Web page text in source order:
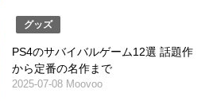
グッズ
PS4のサバイバルゲーム12選 話題作
から定番の名作まで
2025-07-08 Moovoo